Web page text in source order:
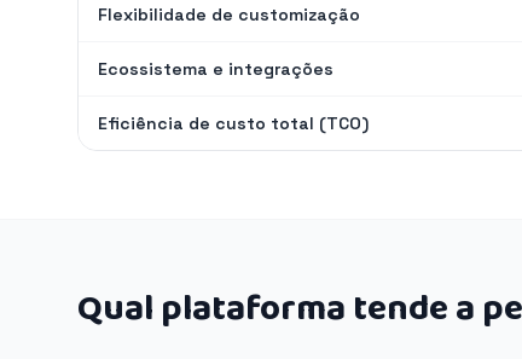
Flexibilidade de customização
Ecossistema e integrações
Eficiência de custo total (TCO)
Qual plataforma tende a